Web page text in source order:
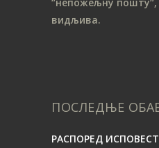
видљива.
ПОСЛЕДЊЕ
РАСПОРЕД